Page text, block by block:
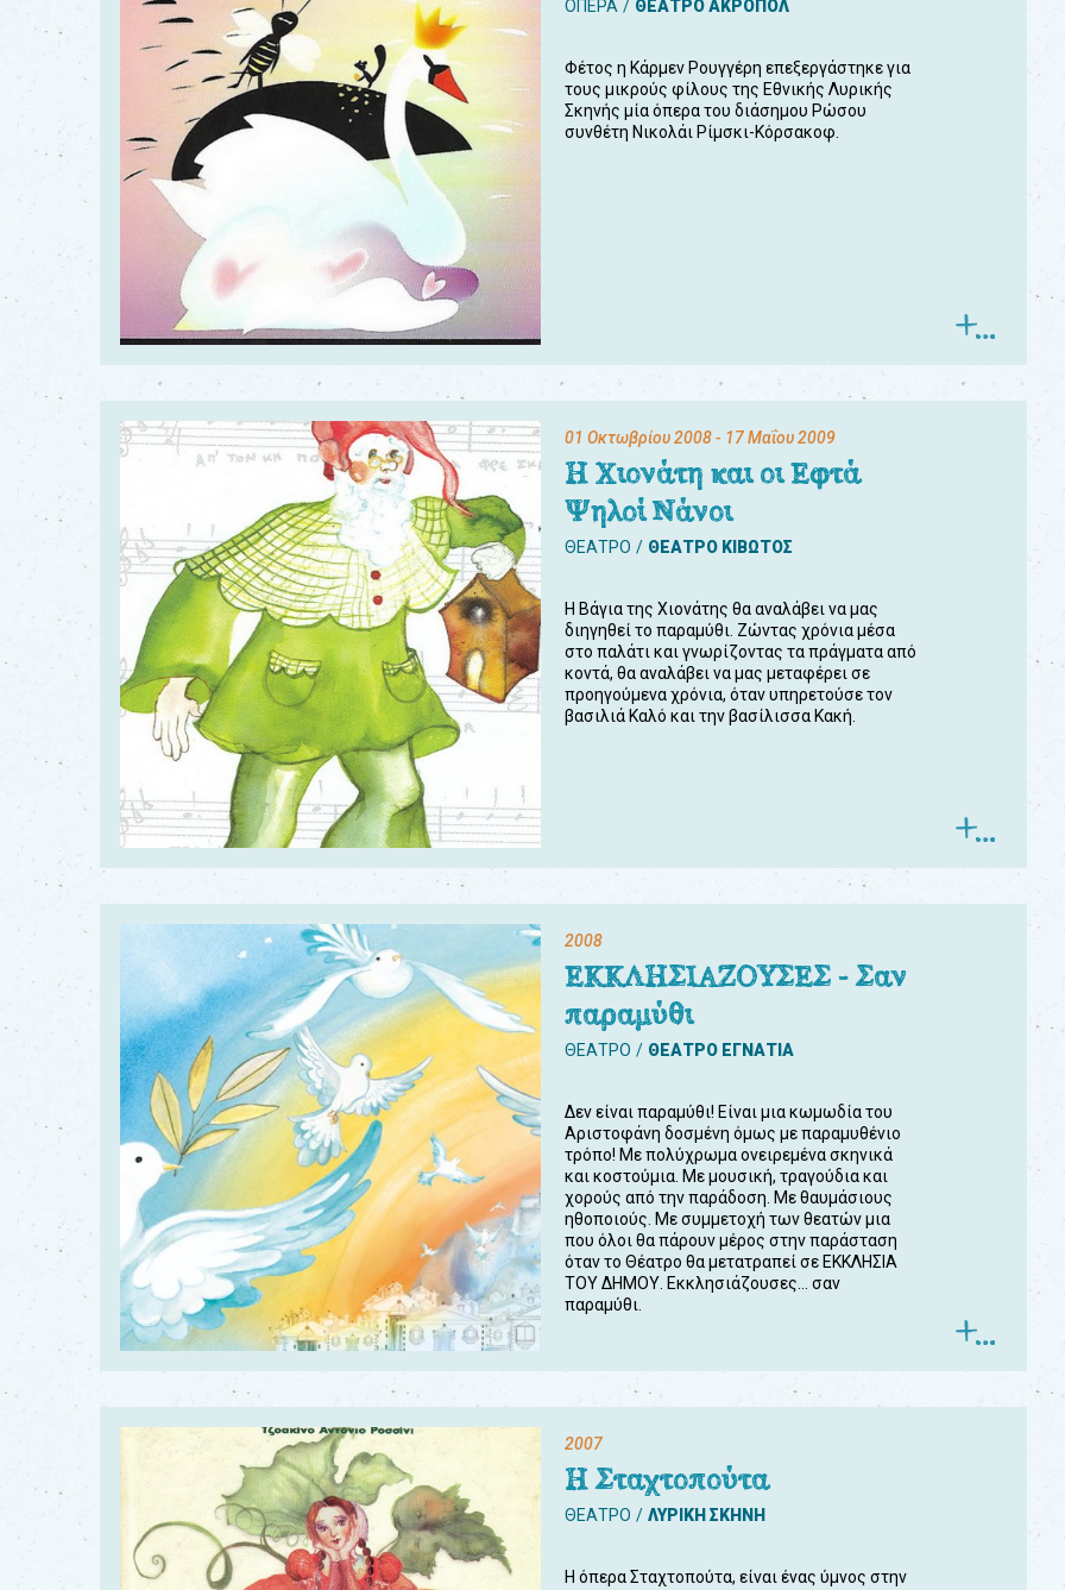
ΟΠΕΡΑ ΘΕΑΤΡΟ ΑΚΡΟΠΟΛ
Φέτος η Κάρμεν Ρουγγέρη επεξεργάστηκε για
τους μικρούς φίλους της Εθνικής Λυρικής
Σκηνής μία όπερα του διάσημου Ρώσου
συνθέτη Νικολάι Ρίμσκι-Κόρσακοφ.
01 Οκτωβρίου 2008- 17 Μαΐου 2009
Η Χιονάτη και οι Εφτά
Ψηλοί Νάνοι
ΘΕΑΤΡΟ ΘΕΑΤΡΟ ΚΙΒΩΤΟΣ
Η Βάγια της Χιονάτης θα αναλάβει να μας
διηγηθεί το παραμύθι. Ζώντας χρόνια μέσα
στο παλάτι και γνωρίζοντας τα πράγματα από
κοντά, θα αναλάβει να μας μεταφέρει σε
προηγούμενα χρόνια, όταν υπηρετούσε τον
βασιλιά Καλό και την βασίλισσα Κακή.
2008
ΕΚΚΛΗΣΙΑΖΟΥΣΕΣ - Σαν
παραμύθι
ΘΕΑΤΡΟ ΘΕΑΤΡΟ ΕΓΝΑΤΙΑ
Δεν είναι παραμύθι! Είναι μια κωμωδία του
Αριστοφάνη δοσμένη όμως με παραμυθένιο
τρόπο! Με πολύχρωμα ονειρεμένα σκηνικά
και κοστούμια. Με μουσική, τραγούδια και
χορούς από την παράδοση. Με θαυμάσιους
ηθοποιούς. Με συμμετοχή των θεατών μια
που όλοι θα πάρουν μέρος στην παράσταση
όταν το Θέατρο θα μετατραπεί σε ΕΚΚΛΗΣΙΑ
ΤΟΥ ΔΗΜΟΥ. Εκκλησιάζουσες... σαν
παραμύθι.
2007
Η Σταχτοπούτα
ΘΕΑΤΡΟ ΛΥΡΙΚΗ ΣΚΗΝΗ
Η όπερα Σταχτοπούτα, είναι ένας ύμνος στην